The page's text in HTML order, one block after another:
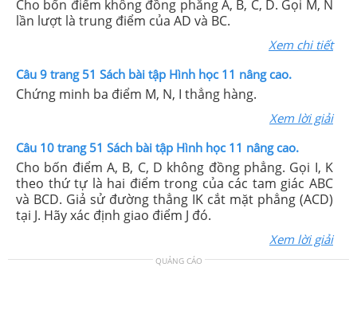
Cho bốn điểm không đồng phẳng A, B, C, D. Gọi M, N
lần lượt là trung điểm của AD và BC.
Xem chi tiết
Câu 9 trang 51 Sách bài tập Hình học 11 nâng cao.
Chứng minh ba điểm M, N, I thẳng hàng.
Xem lời giải
Câu 10 trang 51 Sách bài tập Hình học 11 nâng cao.
Cho bốn điểm A, B, C, D không đồng phẳng. Gọi I, K
theo thứ tự là hai điểm trong của các tam giác ABC
và BCD. Giả sử đường thẳng IK cắt mặt phẳng (ACD)
tại J. Hãy xác định giao điểm J đó.
Xem lời giải
QUẢNG CÁO